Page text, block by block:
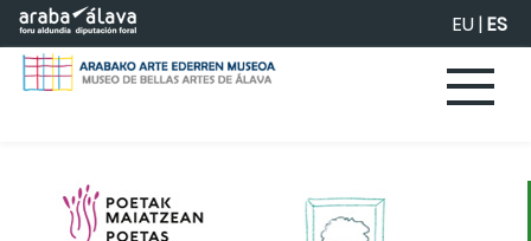
Saltar al contenido principal EU|ES